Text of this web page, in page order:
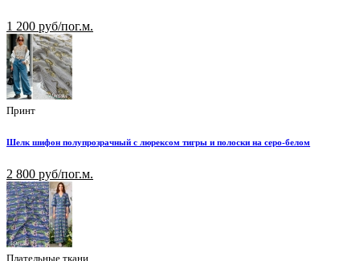
1 200 руб/пог.м.
Принт
Шелк шифон полупрозрачный с люрексом тигры и полоски на серо-белом
2 800 руб/пог.м.
Плательные ткани